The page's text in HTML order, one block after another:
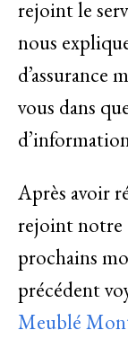
rejoint le
nous
d’assurance
vous dans
Après avoir
rejoint notre
prochains
précédent
Meublé